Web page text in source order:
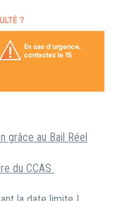
grâce au Bail Réel
du CCAS